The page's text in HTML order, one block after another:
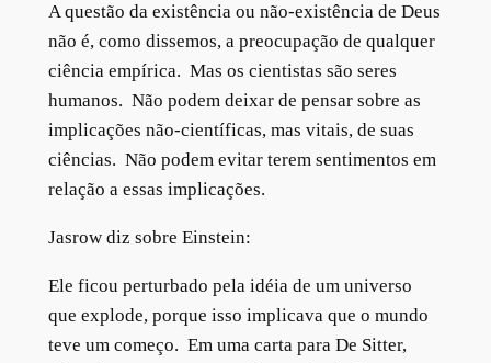
A questão da existência ou não-existência de Deus
não é, como dissemos, a preocupação de qualquer
ciência empírica. Mas os cientistas são seres
humanos. Não podem deixar de pensar sobre as
implicações não-científicas, mas vitais, de suas
ciências. Não podem evitar terem sentimentos em
relação a essas implicações.
Jasrow diz sobre Einstein:
Ele ficou perturbado pela idéia de um universo
que explode, porque isso implicava que o mundo
teve um começo. Em uma carta para De Sitter,